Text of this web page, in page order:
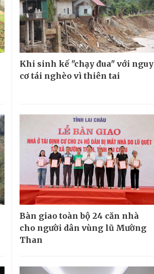
Khi sinh kế "chạy đua" với nguy
cơ tái nghèo vì thiên tai
Bàn giao toàn bộ 24 căn nhà
cho người dân vùng lũ Mường
Than